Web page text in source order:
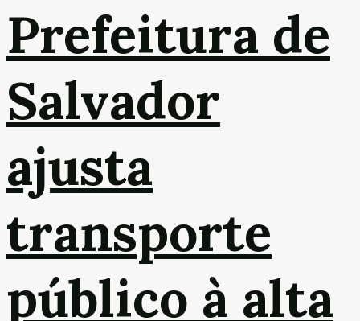
Prefeitura de
Salvador
ajusta
transporte
público à alta